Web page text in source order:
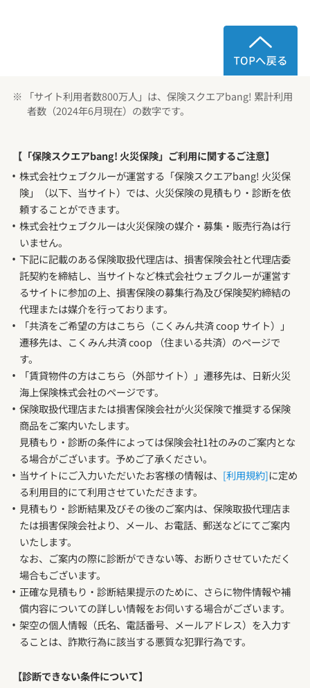
※ 「サイト利用者数800万人」は、保険スクエアbang! 累計利用
者数（2024年6月現在）の数字です。
【「保険スクエアbang! 火災保険」ご利用に関するご注意】
株式会社ウェブクルーが運営する「保険スクエアbang! 火災保
険」（以下、当サイト）では、火災保険の見積もり・診断を依
頼することができます。
株式会社ウェブクルーは火災保険の媒介・募集・販売行為は行
いません。
下記に記載のある保険取扱代理店は、損害保険会社と代理店委
託契約を締結し、当サイトなど株式会社ウェブクルーが運営す
るサイトに参加の上、損害保険の募集行為及び保険契約締結の
代理または媒介を行っております。
「共済をご希望の方はこちら（こくみん共済 coop サイト）」
遷移先は、こくみん共済 coop （住まいる共済）のページで
す。
「賃貸物件の方はこちら（外部サイト）」遷移先は、日新火災
海上保険株式会社のページです。
保険取扱代理店または損害保険会社が火災保険で推奨する保険
商品をご案内いたします。
見積もり・診断の条件によっては保険会社1社のみのご案内とな
る場合がございます。予めご了承ください。
当サイトにご入力いただいたお客様の情報は、 [利用規約]に定め
る利用目的にて利用させていただきます。
見積もり・診断結果及びその後のご案内は、保険取扱代理店ま
たは損害保険会社より、メール、お電話、郵送などにてご案内
いたします。
なお、ご案内の際に診断ができない等、お断りさせていただく
場合もございます。
正確な見積もり・診断結果提示のために、さらに物件情報や補
償内容についての詳しい情報をお伺いする場合がございます。
架空の個人情報（氏名、電話番号、メールアドレス）を入力す
ることは、詐欺行為に該当する悪質な犯罪行為です。
【診断できない条件について】